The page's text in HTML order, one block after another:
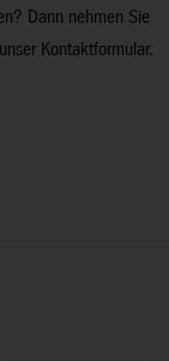
Dann nehmen Sie
Kontaktformular.